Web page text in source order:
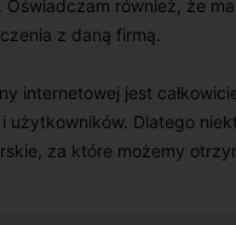
również, że
z daną firmą.
internetowej jest
użytkowników. Dlatego
za które możemy